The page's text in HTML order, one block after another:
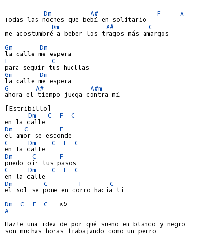
Dm A# F
A
Todas las noches que bebí en solitario
Dm
A#
C
me acostumbré a beber los tragos más amargos
Gm
Dm
F
C
Gm
Dm
G
A#
A#m
ahora el tiempo juega contra mí
[Estribillo]
Dm
C F
C
Dm
C
F
C
Dm C F
C
Dm
C
F
C
Dm C F
C
Dm
C F
C
el sol se pone en corro hacia ti
Dm
C F C
A
Hazte una idea de por qué sueño en blanco y negro
son muchas horas trabajando como un perro